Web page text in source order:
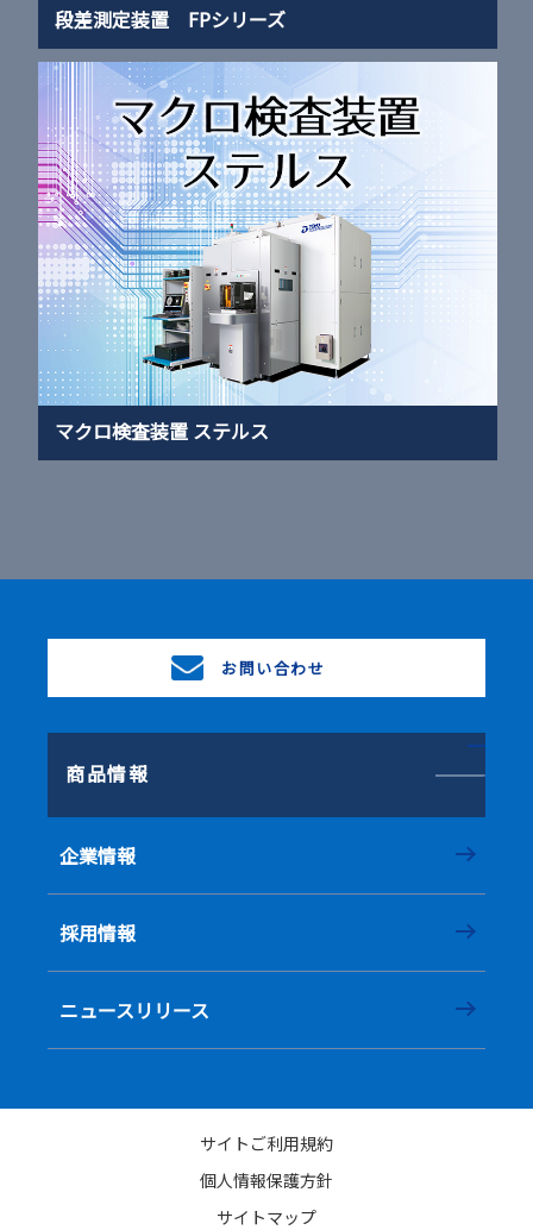
段差測定装置 FPシリーズ
マクロ検査装置 ステルス
お問い合わせ
企業情報
採用情報
ニュースリリース
商品情報
サイトご利用規約
個人情報保護方針
サイトマップ